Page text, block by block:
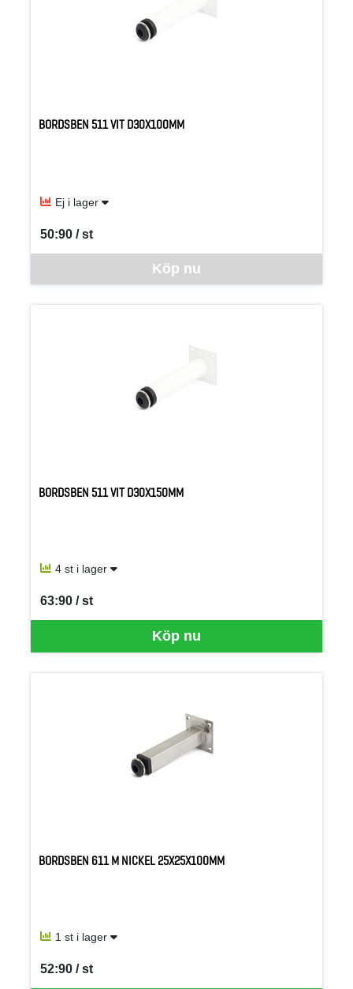
BORDSBEN 511 VIT D30X100MM
Ej i lager
Köp nu
50:90 / st
SEK per ST
BORDSBEN 511 VIT D30X150MM
4 st i lager
Köp nu
63:90 / st
SEK per ST
BORDSBEN 611 M NICKEL 25X25X100MM
1 st i lager
52:90 / st
SEK per ST